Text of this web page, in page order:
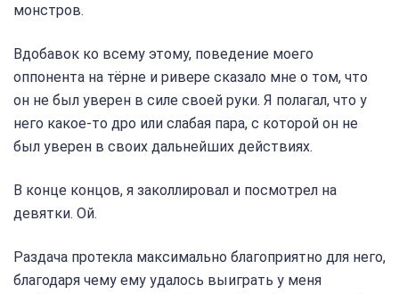
монстров.
Вдобавок ко всему этому, поведение моего
оппонента на тёрне и ривере сказало мне о том, что
он не был уверен в силе своей руки. Я полагал, что у
него какое-то дро или слабая пара, с которой он не
был уверен в своих дальнейших действиях.
В конце концов, я заколлировал и посмотрел на
девятки. Ой.
Раздача протекла максимально благоприятно для него,
благодаря чему ему удалось выиграть у меня